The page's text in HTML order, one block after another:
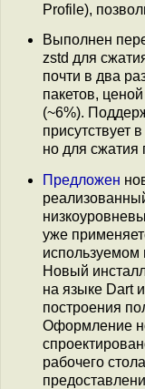
Profile),
Выполнен
zstd для
почти в два
пакетов,
(~6%).
присутствует
но для сжатия
Предложен
уже
используемом
Новый
на языке Dart
построения
Оформление
рабочего